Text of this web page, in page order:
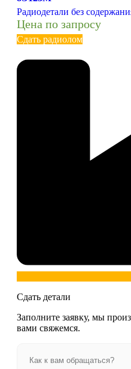
Радиодетали без
Цена по запросу
Сдать радиолом
Сдать детали
Заполните заявку, мы
вами свяжемся.